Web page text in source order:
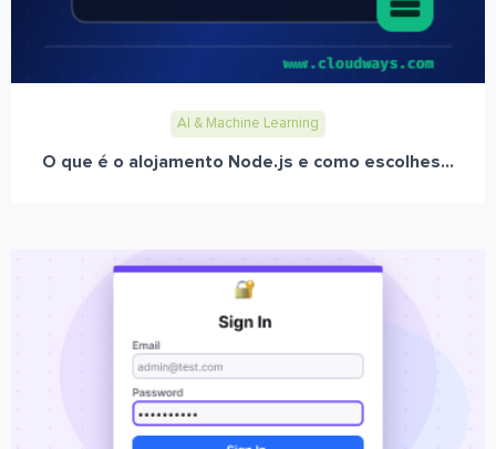
AI & Machine Learning
O que é o alojamento Node.js e como escolhes...